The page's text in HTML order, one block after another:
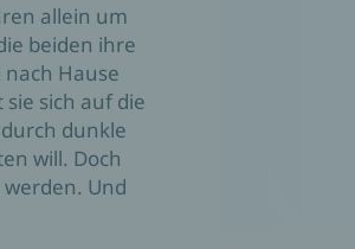
allein um
beiden ihre
nach Hause
sich auf die
dunkle
will. Doch
Und